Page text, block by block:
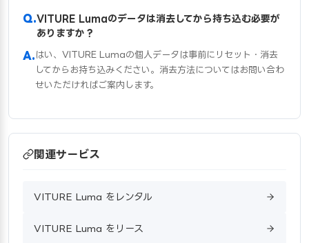
VITURE Lumaのデータは消去してから持ち込む必要が
ありますか？
はい、VITURE Lumaの個人データは事前にリセット・消去
してからお持ち込みください。消去方法についてはお問い合わ
せいただければご案内します。
関連サービス
VITURE Luma をレンタル
VITURE Luma をリース